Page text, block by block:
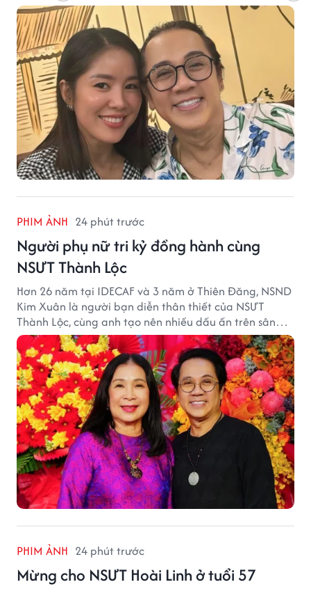
PHIM ẢNH 24 phút trước
Người phụ nữ tri kỷ đồng hành cùng
NSƯT Thành Lộc
Hơn 26 năm tại IDECAF và 3 năm ở Thiên Đăng, NSND
Kim Xuân là người bạn diễn thân thiết của NSƯT
Thành Lộc, cùng anh tạo nên nhiều dấu ấn trên sân
khấu.
PHIM ẢNH 24 phút trước
Mừng cho NSƯT Hoài Linh ở tuổi 57